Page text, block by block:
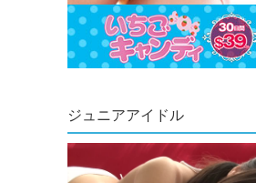
ジュニアアイドル